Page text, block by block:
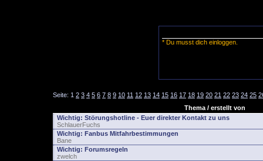
* Du musst dich einloggen.
Seite: 1 2 3 4 5 6 7 8 9 10 11 12 13 14 15 16 17 18 19 20 21 22 23 24 25
Thema / erstellt von
Wichtig: Störungshotline - Euer direkter Kontakt zu uns
SchlauerFuchs
Wichtig: Fanbus Mitfahrbestimmungen
Bane
Wichtig: Forumsregeln
zwelch